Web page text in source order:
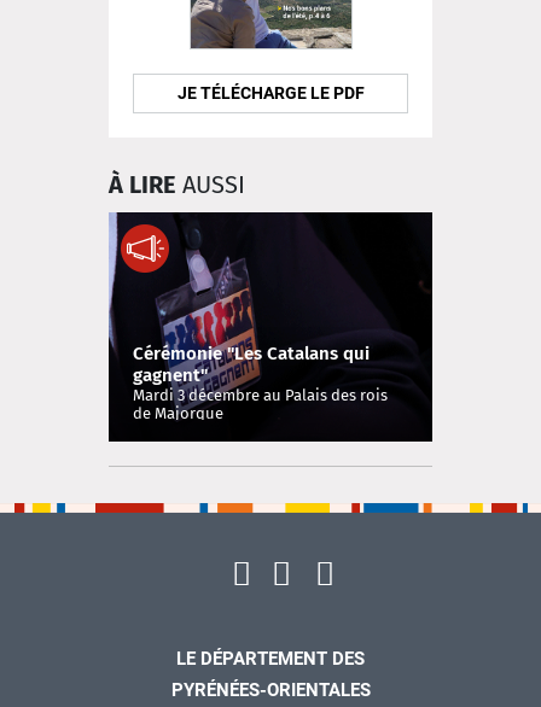
JE TÉLÉCHARGE LE PDF
À LIRE AUSSI
Cérémonie "Les Catalans qui
gagnent"
Mardi 3 décembre au Palais des rois
de Majorque
LE DÉPARTEMENT DES
PYRÉNÉES-ORIENTALES